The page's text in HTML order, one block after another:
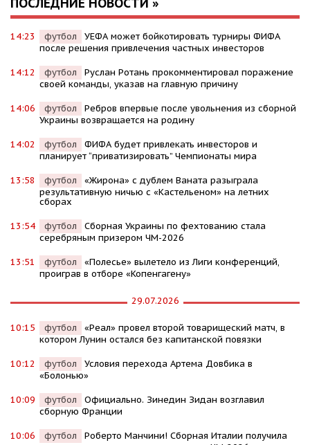
14:23 футбол
УЕФА может бойкотировать турниры ФИФА
после решения привлечения частных инвесторов
14:12 футбол
Руслан Ротань прокомментировал поражение
своей команды, указав на главную причину
14:06 футбол
Ребров впервые после увольнения из сборной
Украины возвращается на родину
14:02 футбол
ФИФА будет привлекать инвесторов и
планирует “приватизировать” Чемпионаты мира
13:58 футбол
«Жирона» с дублем Ваната разыграла
результативную ничью с «Кастельеном» на летних
сборах
13:54 футбол
Сборная Украины по фехтованию стала
серебряным призером ЧМ-2026
13:51 футбол
«Полесье» вылетело из Лиги конференций,
проиграв в отборе «Копенгагену»
29.07.2026
10:15 футбол
«Реал» провел второй товарищеский матч, в
котором Лунин остался без капитанской повязки
10:12 футбол
Условия перехода Артема Довбика в
«Болонью»
10:09 футбол
Официально. Зинедин Зидан возглавил
сборную Франции
10:06 футбол
Роберто Манчини! Сборная Италии получила